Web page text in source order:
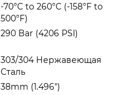
-70°C to 260°C (-158°F to
500°F)
290 Bar (4206 PSI)
303/304 Нержавеющая
Сталь
38mm (1.496")